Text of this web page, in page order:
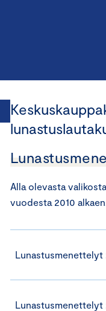
Alla olevasta
vuodesta 2010
Lunastusmenettelyt
Lunastusmenettelyt